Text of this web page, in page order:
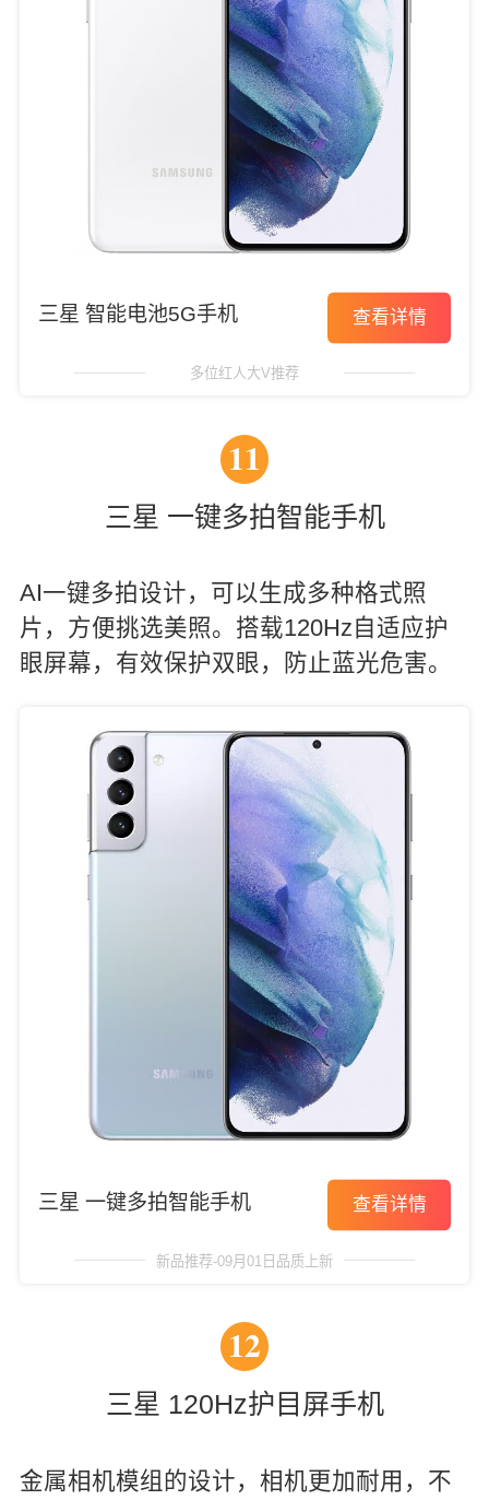
三星 智能电池5G手机 查看详情
多位红人大V推荐
11
三星 一键多拍智能手机
AI一键多拍设计，可以生成多种格式照
片，方便挑选美照。搭载120Hz自适应护
眼屏幕，有效保护双眼，防止蓝光危害。
三星 一键多拍智能手机 查看详情
新品推荐-09月01日品质上新
12
三星 120Hz护目屏手机
金属相机模组的设计，相机更加耐用，不